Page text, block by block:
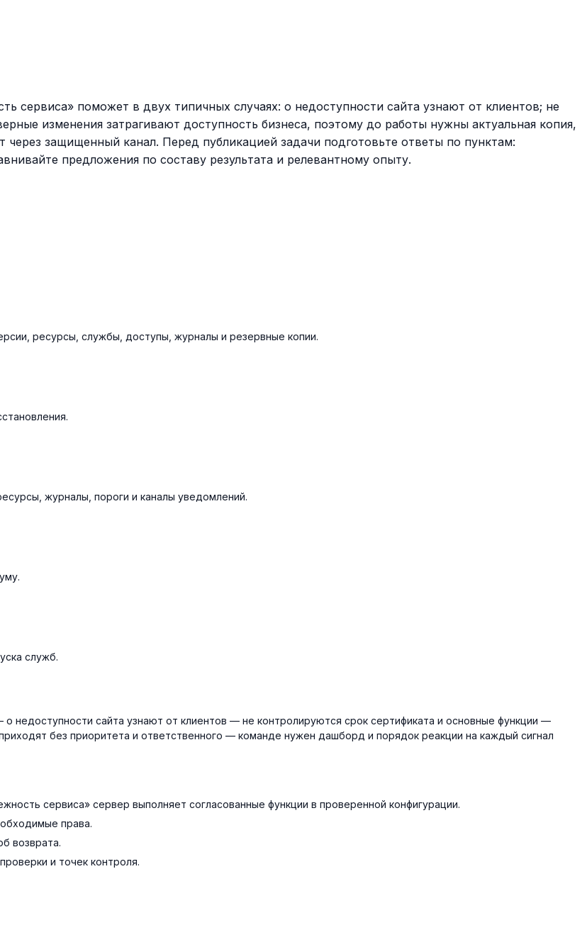
сервиса» поможет в двух типичных случаях: о недоступности сайта узнают от клиентов; не
изменения затрагивают доступность бизнеса, поэтому до работы нужны актуальная копия,
защищенный канал. Перед публикацией задачи подготовьте ответы по пунктам:
предложения по составу результата и релевантному опыту.
ресурсы, службы, доступы, журналы и резервные копии.
журналы, пороги и каналы уведомлений.
служб.
недоступности сайта узнают от клиентов — не контролируются срок сертификата и основные функции —
без приоритета и ответственного — команде нужен дашборд и порядок реакции на каждый сигнал
сервиса» сервер выполняет согласованные функции в проверенной конфигурации.
права.
возврата.
и точек контроля.